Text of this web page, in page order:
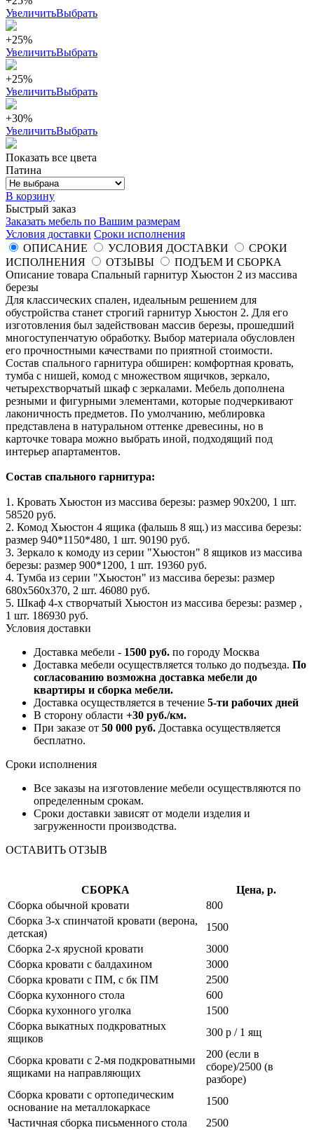
УвеличитьВыбрать
+25%
УвеличитьВыбрать
+25%
УвеличитьВыбрать
+30%
УвеличитьВыбрать
Показать все цвета
Патина
В корзину
Быстрый заказ
Заказать мебель по Вашим размерам
Условия доставки Сроки исполнения
ОПИСАНИЕ
УСЛОВИЯ ДОСТАВКИ
СРОКИ
ИСПОЛНЕНИЯ
ОТЗЫВЫ
ПОДЪЕМ И СБОРКА
Описание товара Спальный гарнитур Хьюстон 2 из массива
березы
Для классических спален, идеальным решением для
обустройства станет строгий гарнитур Хьюстон 2. Для его
изготовления был задействован массив березы, прошедший
многоступенчатую обработку. Выбор материала обусловлен
его прочностными качествами по приятной стоимости.
Состав спального гарнитура обширен: комфортная кровать,
тумба с нишей, комод с множеством ящичков, зеркало,
четырехстворчатый шкаф с зеркалами. Мебель дополнена
резными и фигурными элементами, которые подчеркивают
лаконичность предметов. По умолчанию, меблировка
представлена в натуральном оттенке древесины, но в
карточке товара можно выбрать иной, подходящий под
интерьер апартаментов.
Состав спального гарнитура:
1. Кровать Хьюстон из массива березы: размер 90x200, 1 шт.
58520 руб.
2. Комод Хьюстон 4 ящика (фальшь 8 ящ.) из массива березы:
размер 940*1150*480, 1 шт. 90190 руб.
3. Зеркало к комоду из серии "Хьюстон" 8 ящиков из массива
березы: размер 900*1200, 1 шт. 19360 руб.
4. Тумба из серии "Хьюстон" из массива березы: размер
680x560x370, 2 шт. 46080 руб.
5. Шкаф 4-х створчатый Хьюстон из массива березы: размер ,
1 шт. 186930 руб.
Условия доставки
Доставка мебели - 1500 руб. по городу Москва
Доставка мебели осуществляется только до подъезда. По
согласованию возможна доставка мебели до
квартиры и сборка мебели.
Доставка осуществляется в течение 5-ти рабочих дней
В сторону области +30 руб./км.
При заказе от 50 000 руб. Доставка осуществляется
бесплатно.
Сроки исполнения
Все заказы на изготовление мебели осуществляются по
определенным срокам.
Сроки доставки зависят от модели изделия и
загруженности производства.
ОСТАВИТЬ ОТЗЫВ
СБОРКА
Цена, р.
Сборка обычной кровати
800
Сборка 3-х спинчатой кровати (верона,
детская)
1500
Сборка 2-х ярусной кровати
3000
Сборка кровати с балдахином
3000
Сборка кровати с ПМ, с бк ПМ
2500
Сборка кухонного стола
600
Сборка кухонного уголка
1500
Сборка выкатных подкроватных
ящиков
300 р / 1 ящ
Сборка кровати с 2-мя подкроватными
ящиками на направляющих
200 (если в
сборе)/2500 (в
разборе)
Сборка кровати с ортопедическим
основание на металлокаркасе
1500
Частичная сборка письменного стола
2500